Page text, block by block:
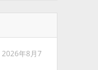
2026年8月7